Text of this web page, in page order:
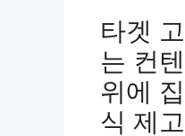
타겟
는 컨
위에
식 제